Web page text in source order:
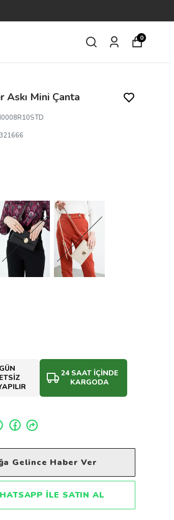
0
Askı Mini Çanta
24 SAAT İÇİNDE
KARGODA
Gelince Haber Ver
ILE SATIN AL